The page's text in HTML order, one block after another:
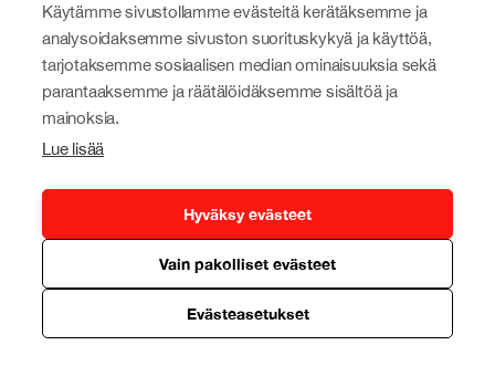
Käytämme sivustollamme evästeitä kerätäksemme ja
analysoidaksemme sivuston suorituskykyä ja käyttöä,
tarjotaksemme sosiaalisen median ominaisuuksia sekä
parantaaksemme ja räätälöidäksemme sisältöä ja
mainoksia.
Lue lisää
Hyväksy evästeet
Vain pakolliset evästeet
Evästeasetukset
Johtohenkilömme
Tokmanni-konserniamme luotsaavat kokeneet
yrityselämän ja kaupan alan ammattilaiset.
Lue lisää